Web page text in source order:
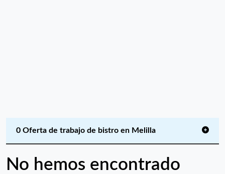
0 Oferta de trabajo de bistro en Melilla
No hemos encontrado